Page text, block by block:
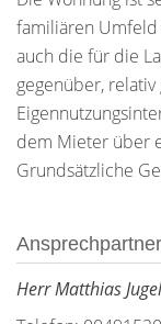
familiären Umfeld
auch die für die
gegenüber,
dem Mieter über
Grundsätzliche
Ansprechpartner
Herr Matthias Jugel